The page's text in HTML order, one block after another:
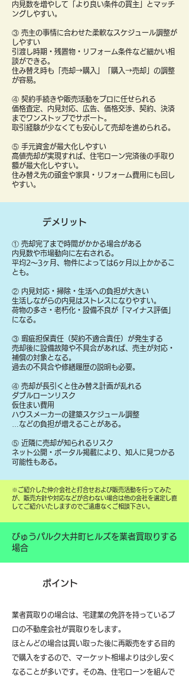
内見数を増やして「より良い条件の買主」とマッチ
ングしやすい。
③ 売主の事情に合わせた柔軟なスケジュール調整が
しやすい
引渡し時期・残置物・リフォーム条件など細かい相
談ができる。
住み替え時も「売却→購入」「購入→売却」の調整
が容易。
④ 契約手続きや販売活動をプロに任せられる
価格査定、内見対応、広告、価格交渉、契約、決済
までワンストップでサポート。
取引経験が少なくても安心して売却を進められる。
⑤ 手元資金が最大化しやすい
高値売却が実現すれば、住宅ローン完済後の手取り
額が最大化しやすい。
住み替え先の頭金や家具・リフォーム費用にも回し
やすい。
デメリット
① 売却完了まで時間がかかる場合がある
内見数や市場動向に左右される。
平均2〜3ヶ月、物件によっては6ヶ月以上かかるこ
とも。
② 内見対応・掃除・生活への負担が大きい
生活しながらの内見はストレスになりやすい。
荷物の多さ・老朽化・設備不良が「マイナス評価」
になる。
③ 瑕疵担保責任（契約不適合責任）が発生する
売却後に設備故障や不具合があれば、売主が対応・
補償の対象となる。
過去の不具合や修繕履歴の説明も必要。
④ 売却が長引くと住み替え計画が乱れる
ダブルローンリスク
仮住まい費用
ハウスメーカーの建築スケジュール調整
…などの負担が増えることがある。
⑤ 近隣に売却が知られるリスク
ネット公開・ポータル掲載により、知人に見つかる
可能性もある。
​※ご紹介した仲介会社と打合せおよび販売活動を行ってみた
が、販売方針や対応などが合わない場合は他の会社を選定し直
してご紹介いたしますのでご遠慮なくご相談下さい。
びゅうパルク大井町ヒルズを業者買取りする
場合
ポイント
業者買取りの場合は、宅建業の免許を持っているプ
ロの不動産会社が買取りをします。
ほとんどの場合は買い取った後に再販売をする目的
で購入をするので、マーケット相場よりは少し安く
なることが多いです。その為、住宅ローンを組んで